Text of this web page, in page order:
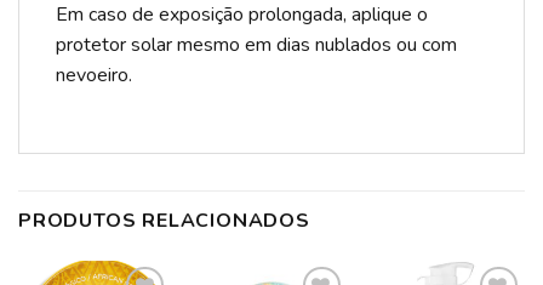
Em caso de exposição prolongada, aplique o
protetor solar mesmo em dias nublados ou com
nevoeiro.
PRODUTOS RELACIONADOS